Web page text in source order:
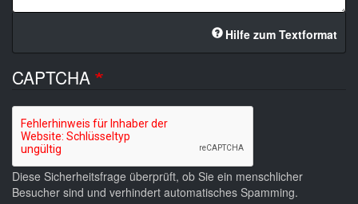
Hilfe zum Textformat
CAPTCHA
Diese Sicherheitsfrage überprüft, ob Sie ein menschlicher
Besucher sind und verhindert automatisches Spamming.